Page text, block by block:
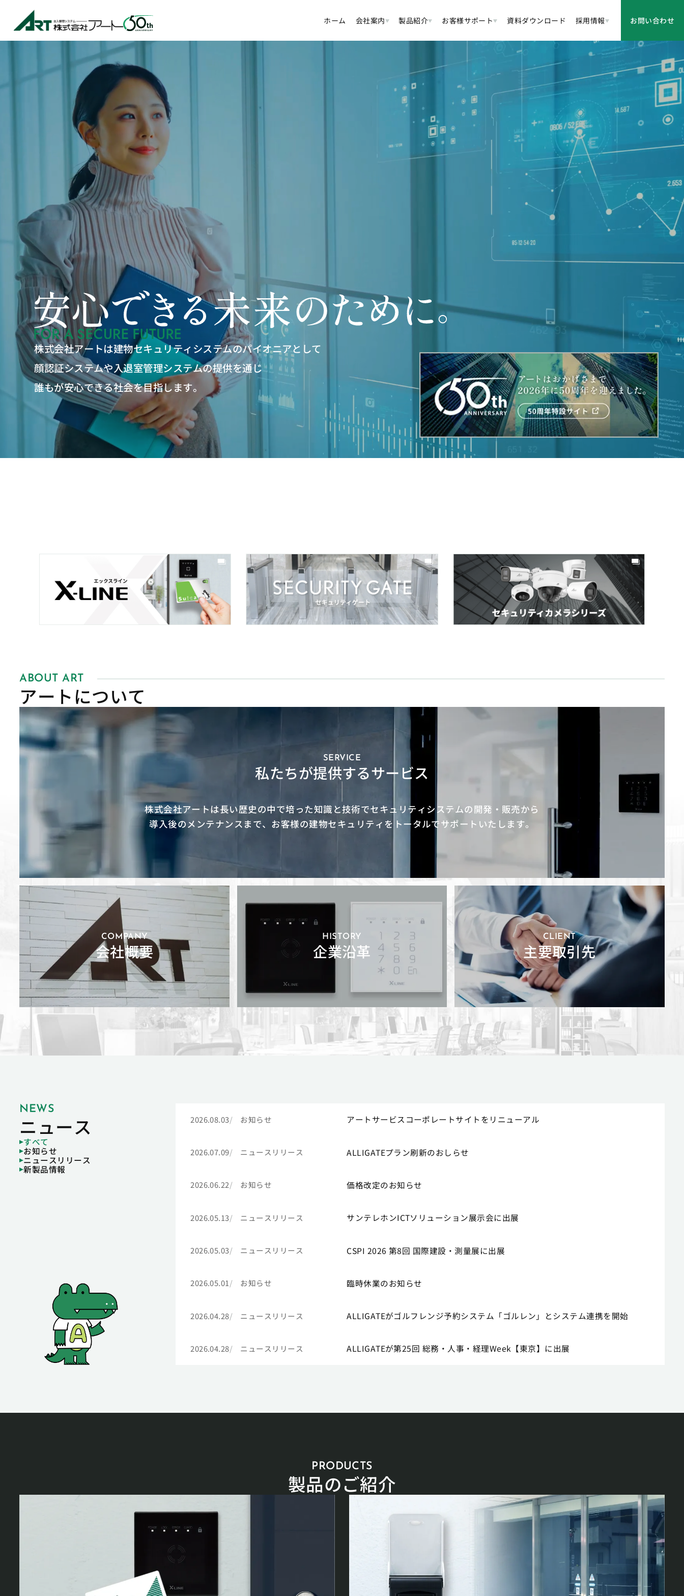
ホーム 会社案内 製品紹介 お客様サポート 資料ダウンロード 採用情報 お問い合わせ
株式会社アートは建物セキュリティシステムのパイオニアとして
顔認証システムや入退室管理システムの提供を通じ
誰もが安心できる社会を目指します。
ABOUT ART
アートについて
SERVICE
私たちが提供するサービス
株式会社アートは長い歴史の中で培った知識と技術でセキュリティシステムの開発・販売から
導入後のメンテナンスまで、お客様の建物セキュリティをトータルでサポートいたします。
COMPANY
会社概要
HISTORY
企業沿革
CLIENT
主要取引先
NEWS
ニュース
すべて
お知らせ
ニュースリリース
新製品情報
2026.08.03 お知らせ アートサービスコーポレートサイトをリニューアル
2026.07.09 ニュースリリース ALLIGATEプラン刷新のおしらせ
2026.06.22 お知らせ 価格改定のお知らせ
2026.05.13 ニュースリリース サンテレホンICTソリューション展示会に出展
2026.05.03 ニュースリリース CSPI 2026 第8回 国際建設・測量展に出展
2026.05.01 お知らせ 臨時休業のお知らせ
2026.04.28 ニュースリリース ALLIGATEがゴルフレンジ予約システム「ゴルレン」とシステム連携を開始
2026.04.28 ニュースリリース ALLIGATEが第25回 総務・人事・経理Week【東京】に出展
PRODUCTS
製品のご紹介